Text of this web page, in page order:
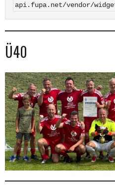
api.fupa.net/vendor/
Ü40